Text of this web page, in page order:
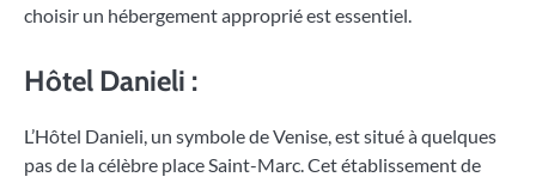
choisir un hébergement approprié est essentiel.
Hôtel Danieli :
L’Hôtel Danieli, un symbole de Venise, est situé à quelques
pas de la célèbre place Saint-Marc. Cet établissement de